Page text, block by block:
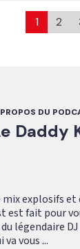
1 2
DU
Daddy
mix explosifs
est fait pour
légendaire
vous ...